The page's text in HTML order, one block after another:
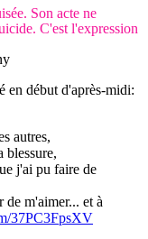
Son acte ne
C'est l'expression
en début d'après-midi:
autres,
blessure,
j'ai pu faire de
m'aimer... et à
37PC3FpsXV